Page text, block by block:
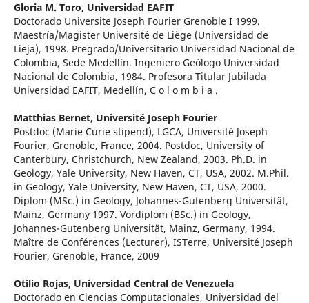
Gloria M. Toro, Universidad EAFIT
Doctorado Universite Joseph Fourier Grenoble I 1999.
Maestría/Magister Université de Liège (Universidad de
Lieja), 1998. Pregrado/Universitario Universidad Nacional de
Colombia, Sede Medellín. Ingeniero Geólogo Universidad
Nacional de Colombia, 1984. Profesora Titular Jubilada
Universidad EAFIT, Medellín, C o l o m b i a .
Matthias Bernet, Université Joseph Fourier
Postdoc (Marie Curie stipend), LGCA, Université Joseph
Fourier, Grenoble, France, 2004. Postdoc, University of
Canterbury, Christchurch, New Zealand, 2003. Ph.D. in
Geology, Yale University, New Haven, CT, USA, 2002. M.Phil.
in Geology, Yale University, New Haven, CT, USA, 2000.
Diplom (MSc.) in Geology, Johannes-Gutenberg Universität,
Mainz, Germany 1997. Vordiplom (BSc.) in Geology,
Johannes-Gutenberg Universität, Mainz, Germany, 1994.
Maître de Conférences (Lecturer), ISTerre, Université Joseph
Fourier, Grenoble, France, 2009
Otilio Rojas, Universidad Central de Venezuela
Doctorado en Ciencias Computacionales, Universidad del